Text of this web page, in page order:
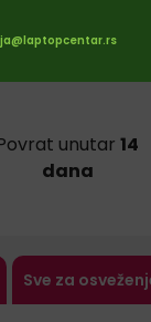
unutar14
dana
Sve za